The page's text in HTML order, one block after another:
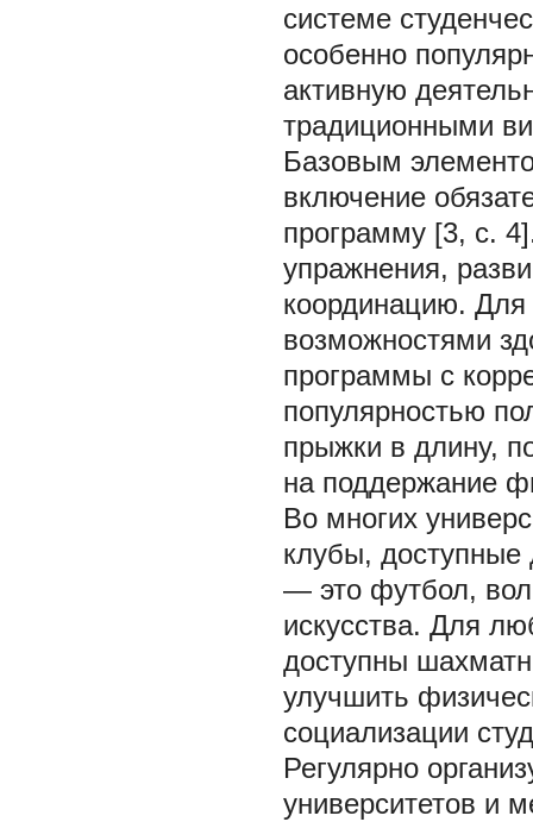
системе
особенно
активную
традиционными
Базовым
включение
программу [3, с.
упражнения,
координацию.
возможностями
программы с
популярностью
прыжки в длину,
на поддержание
Во многих
клубы, доступные
— это футбол,
искусства. Для
доступны
улучшить
социализации
Регулярно
университетов и